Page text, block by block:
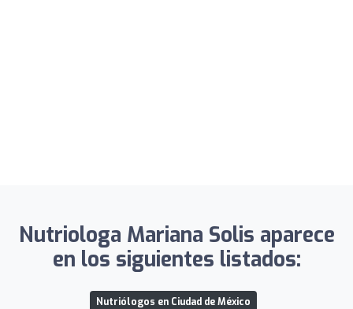
Nutriologa Mariana Solis aparece
en los siguientes listados:
Nutriólogos en Ciudad de México